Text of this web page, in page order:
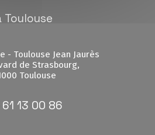
Toulouse
- Toulouse Jean Jaurès
de Strasbourg,
Toulouse
13 00 86